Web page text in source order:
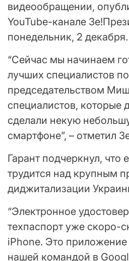
видеообращении,
YouTube-канале
понедельник, 2 декабря.
“Сейчас мы начинаем
лучших специалистов
председательством
специалистов, которые
сделали некую
смартфоне”, – отметил
Гарант подчеркнул, что
трудится над крупным
диджитализации
“Электронное
техпаспорт уже скоро-
iPhone. Это
нашей командой в